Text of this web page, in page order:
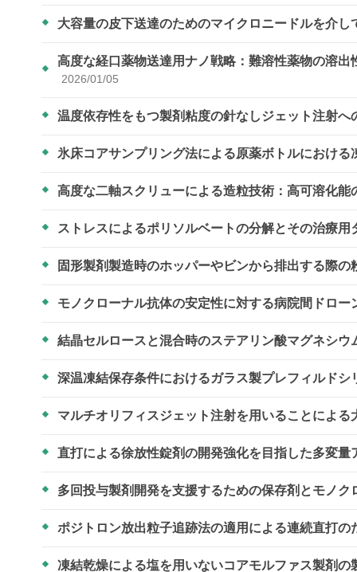
大容量の皮下送達のためのマイクロニードルを介
高度な経口薬物送達用ナノ戦略：難溶性薬物の溶
2026/01/05
温度依存性をもつ製剤粘度の針なしジェット注射へ
氷床コアサンプリング法による原薬ボトルにおけ
高度な二軸スクリューによる造粒技術：高可溶化
ストレスによるポリソルベートの分解とその治療
固形製剤製造時のホッパーやビンから排出する際
モノクローナル抗体の安定性に対する病院間ドロ
結晶セルロースと混合時のステアリン酸マグネシ
深温凍結保存条件におけるガラス製プレフィルド
マルチオリフィスジェット注射を用いることによ
直打による徐放性錠剤の開発強化を目指した多変
多回投与製剤開発を支援するための保存剤とモノ
ポジトロン放出粒子追跡法の適用による連続直打
凍結乾燥による塩を用いないコアモルファス製剤の